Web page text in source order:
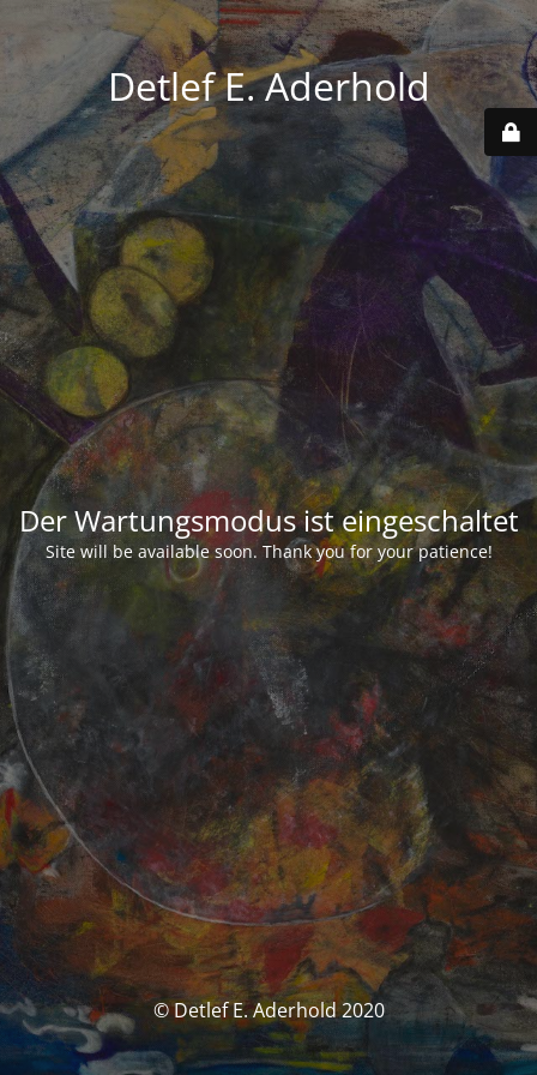
Detlef E. Aderhold
Der Wartungsmodus ist eingeschaltet
Site will be available soon. Thank you for your patience!
© Detlef E. Aderhold 2020